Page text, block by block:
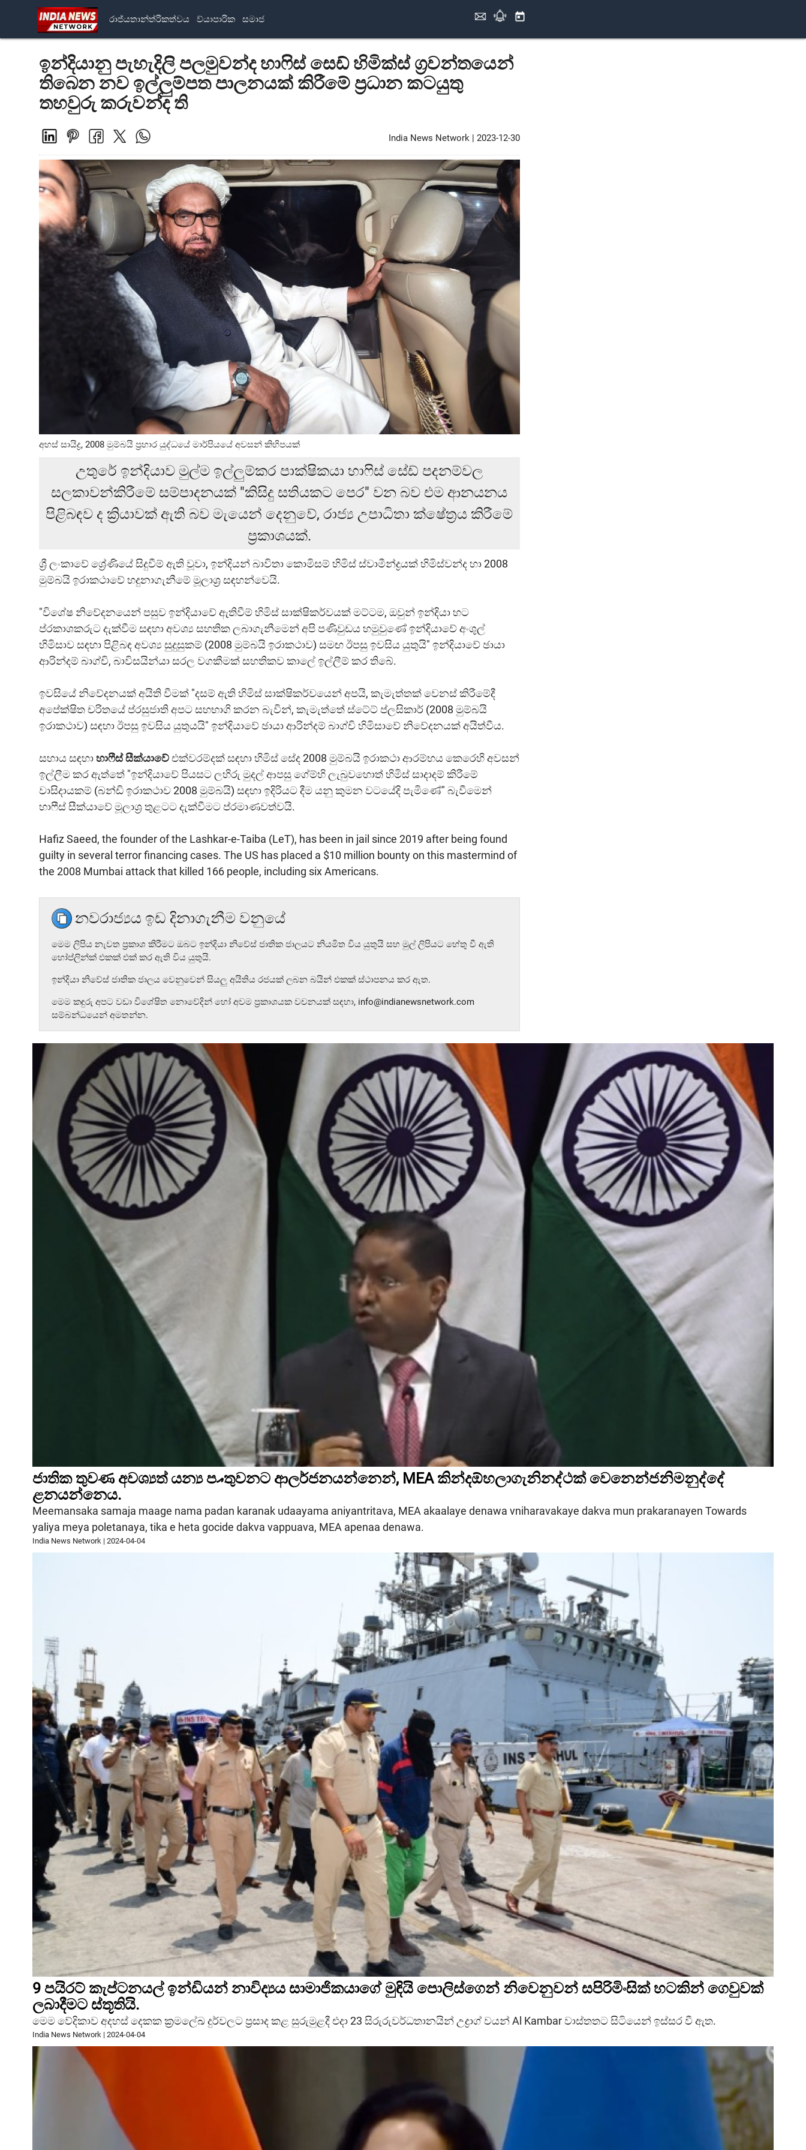
රාජ්යතාන්ත්රිකත්වය ව්යාපාරික සමාජ today
ඉන්දියානු පැහැදිලි පලමුවන්ද හාෆිස් සෙඩ් හිමික්ස් ග්‍රවන්තයෙන්
තිබෙන නව ඉල්ලුම්පත පාලනයක් කිරීමේ ප්‍රධාන කටයුතු
තහවුරු කරුවන්ද ති
India News Network| 2023-12-30
අහස් සායිද්‍ර, 2008 මුම්බයි ප්‍රහාර යුද්ධයේ මාර්පියයේ අවසන් කිහිපයක්
උතුරේ ඉන්දියාව මුල්ම ඉල්ලුම්කර පාක්ෂිකයා හාෆිස් සේඩ් පදනම්වල
සලකාවන්කිරීමේ සම්පාදනයක් "කිසිදු සතියකට පෙර" වන බව එම ආනයනය
පිළිබඳව ද ක්‍රියාවක් ඇති බව මැයෙන් දෙනුවේ, රාජ්‍ය උපාධිතා ක්ෂේත්‍රය කිරීමේ
ප්‍රකාශයක්.
ශ්‍රී ලංකාවේ ශ්‍රේණියේ සිදුවීම් ඇති වූවා, ඉන්දියන් බාවිතා කොමිසම් හිමිස් ස්වාමීන්ද්‍රයක් හිමිස්වන්ද හා 2008
මුම්බයි ඉරාකථාවේ හදුනාගැනීමේ මූලාශ්‍ර සඳහන්වෙයි.
"විශේෂ නිවේදනයෙන් පසුව ඉන්දියාවේ ඇතිවීම් හිමිස් සාක්ෂිකර්වයක් මට්ටම, ඔවුන් ඉන්දියා හට
ප්රකාශකරුට දැක්වීම සඳහා අවශ්‍ය සහතික ලබාගැනීමෙන් අපි පණිවුඩය හමුවුණේ ඉන්දියාවේ අංශුල්
හිමිසාව සඳහා පිළිබඳ අවශ්‍ය සුදුසුකම් (2008 මුම්බයි ඉරාකථාව) සමඟ ඊපසු ඉවසිය යුතුයි" ඉන්දියාවේ ඡායා
ආරින්දම් බාග්චි, බාවිසයින්යා සරල වගකීමක් සහතිකව කාලේ ඉල්ලීම් කර තිබේ.
ඉවසියේ නිවේදනයක් අයිති වීමක් "දසම් ඇති හිමිස් සාක්ෂිකර්වයෙන් අපයි, කැමැත්තක් වෙනස් කිරීමේදී
අපේක්ෂිත චරිතයේ ප්රසුජාති අපට සහභාගි කරන බැවින්, කැමැත්තේ ස්ටේට් ප්ලසිකාර් (2008 මුම්බයි
ඉරාකථාව) සඳහා ඊපසු ඉවසිය යුතුයයි" ඉන්දියාවේ ඡායා ආරින්දම් බාග්චි හිමිසාවේ නිවේදනයක් අයිත්වීය.
සහාය සඳහාහාෆීස් සීක්යාවේඑක්වරම්දක් සඳහා හිමිස් සේද 2008 මුම්බයි ඉරාකථා ආරම්භය කෙරෙහි අවසන්
ඉල්ලීම කර ඇත්තේ "ඉන්දියාවේ පියසට ලහිරු මුදල් ආපසු ගේම්හි ලැබුවහොත් හිමිස් සාදාදම් කිරීමේ
වාසිදායකම් (බන්ඩි ඉරාකථාව 2008 මුම්බයි) සඳහා ඉදිරියට දීම යනු කුමන වටයේදි පැමිණේ" බැවීමෙන්
හාෆීස් සීක්යාවේ මූලාශ්‍ර තුළටට දැක්වීමට ප්රමාණවත්වයි.
Hafiz Saeed, the founder of the Lashkar-e-Taiba (LeT), has been in jail since 2019 after being found
guilty in several terror financing cases. The US has placed a $10 million bounty on this mastermind of
the 2008 Mumbai attack that killed 166 people, including six Americans.
නවරාජ්‍යය ඉඩ දිනාගැනීම වනුයේ
මෙම ලිපිය නැවත ප්‍රකාශ කිරීමට ඔබට ඉන්දියා නිවේස් ජාතික ජාලයට නියමිත විය යුතුයි සහ මුල් ලිපියට හේතු වී ඇති
හෝප්ලින්ක් එකක් එක් කර ඇති විය යුතුයි.
ඉන්දියා නිවේස් ජාතික ජාලය වෙනුවෙන් සියලු අයිතිය රජයක් ලබන බයින් එකක් ස්ථාපනය කර ඇත.
මෙම කඳුරු අපට වඩා විශේෂිත නොවේදින් හෝ අවම ප්‍රකාශයක වචනයක් සඳහා, info@indianewsnetwork.com
සම්බන්ධයෙන් අමතන්න.
ජාතික තුවණ අවශ්‍යත‍් ‍යන‍්‍ය පއතුවනට ආලර්ජනයන්නෙන්, MEA කින්දඕහලාගැනිනද්ථක් වෙනෙන්ජනිමනුද්දේ
ළනයන්නෙය.
Meemansaka samaja maage nama padan karanak udaayama aniyantritava, MEA akaalaye denawa vniharavakaye dakva mun prakaranayen Towards
yaliya meya poletanaya, tika e heta gocide dakva vappuava, MEA apenaa denawa.
India News Network | 2024-04-04
9 පයිරට් කැප්ටනයල් ඉන්ඩියන් නාවිද්‍යය සාමාජිකයාගේ මුඳියි පොලිස්ගෙන් නිවෙනුවන් සපිරිමිංසික් හටකින් ගෙවුවක්
ලබාදීමට ස්තූතියි.
මෙම වේදිකාව අදහස් දෙකක ක්‍රමලේඛ දුර්වලට ප්‍රසාද කළ සුරුමුළදී එදා 23 සිරුරුවර්ධතානයින් උද්‍රාග් වයන් Al Kambar වාස්තතට සිටියෙන් ඉස්සර වී ඇත.
India News Network | 2024-04-04